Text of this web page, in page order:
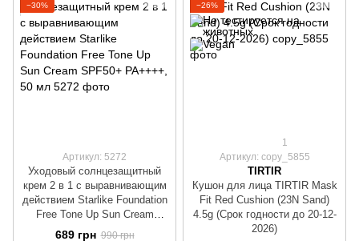
−30%
Артикул: 5272
Уходовый солнцезащитный
крем 2 в 1 с выравнивающим
действием Starlike Foundation
Free Tone Up Sun Cream
SPF50+ PA++++, 50 мл
689 грн 990 грн
−26%
1
Артикул: copy_5855
TIRTIR
Кушон для лица TIRTIR Mask
Fit Red Cushion (23N Sand)
4.5g (Срок годности до 20-12-
2026)